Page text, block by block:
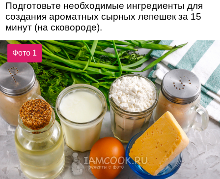
Подготовьте необходимые ингредиенты для
создания ароматных сырных лепешек за 15
минут (на сковороде).
Фото 1